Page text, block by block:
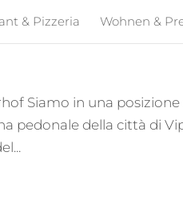
& Pizzeria Wohnen &
Siamo in una
pedonale della città di